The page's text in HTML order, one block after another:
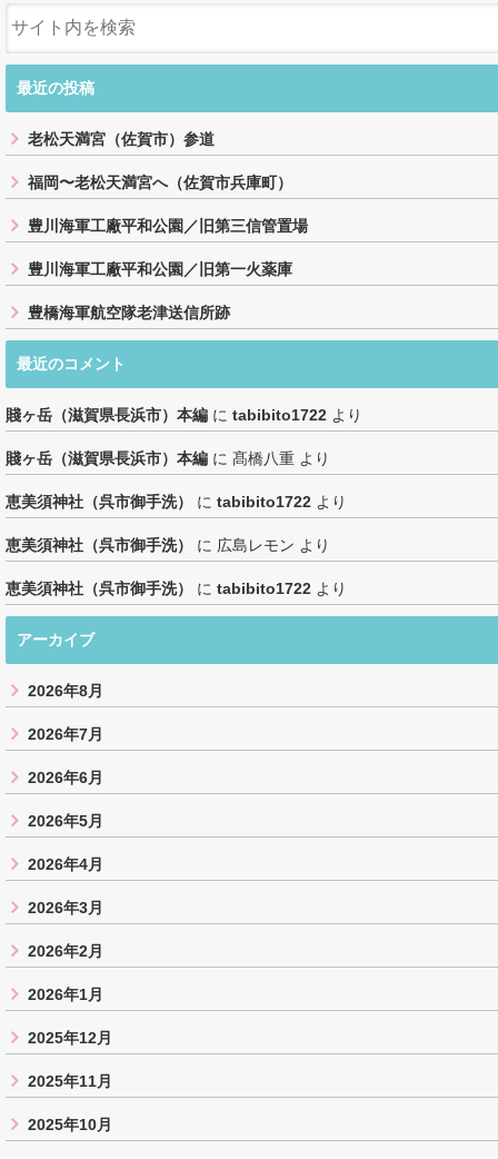
最近の投稿
老松天満宮（佐賀市）参道
福岡〜老松天満宮へ（佐賀市兵庫町）
豊川海軍工廠平和公園／旧第三信管置場
豊川海軍工廠平和公園／旧第一火薬庫
豊橋海軍航空隊老津送信所跡
最近のコメント
賤ヶ岳（滋賀県長浜市）本編 に tabibito1722 より
賤ヶ岳（滋賀県長浜市）本編 に 髙橋八重 より
恵美須神社（呉市御手洗） に tabibito1722 より
恵美須神社（呉市御手洗） に 広島レモン より
恵美須神社（呉市御手洗） に tabibito1722 より
アーカイブ
2026年8月
2026年7月
2026年6月
2026年5月
2026年4月
2026年3月
2026年2月
2026年1月
2025年12月
2025年11月
2025年10月